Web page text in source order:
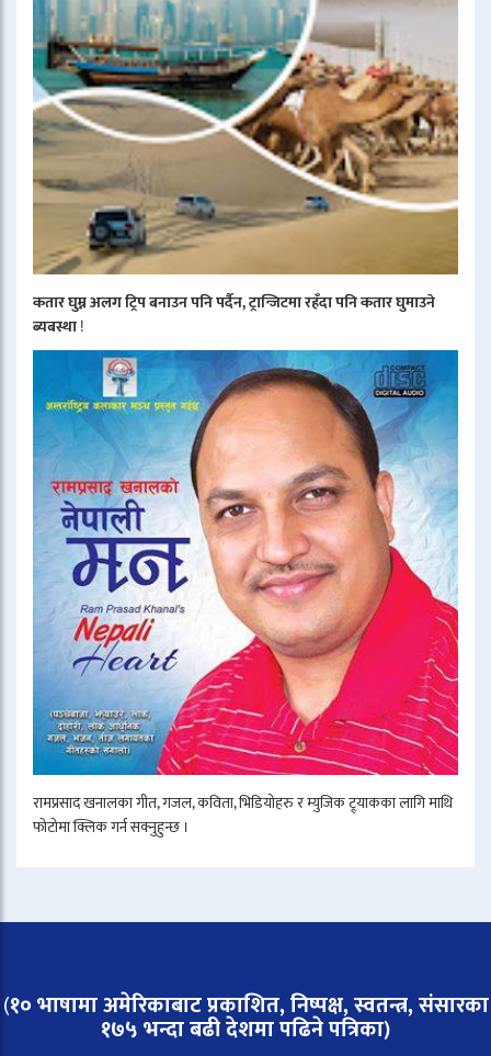
कतार घुम्न अलग ट्रिप बनाउन पनि पर्दैन, ट्रान्जिटमा रहँदा पनि कतार घुमाउने
ब्यबस्था!
रामप्रसाद खनालका गीत, गजल, कविता, भिडियोहरु र म्युजिक ट्र्याकका लागि माथि
फोटोमा क्लिक गर्न सक्नुहुन्छ ।
(१० भाषामा अमेरिकाबाट प्रकाशित, निष्पक्ष, स्वतन्त्र,संसारका
१७५ भन्दा बढी देशमा पढिने पत्रिका)